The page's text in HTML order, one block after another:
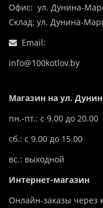
Офис: ул. Дунина-
Склад: ул. Дунина-
Email:
info@100kotlov.by
Магазин на ул.
пн.-пт.: с 9.00 до 20.00
сб.: с 9.00 до 15.00
вс.: выходной
Интернет-магазин
Онлайн-заказы через